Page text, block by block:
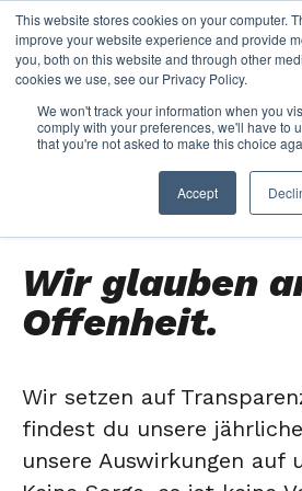
This website stores cookies on your computer.
improve your website experience and provide
you, both on this website and through other
cookies we use, see our Privacy Policy.
We won't track your information when you
comply with your preferences, we'll have to
that you're not asked to make this choice
Accept
WIR SIND
Wir glauben
Offenheit.
Wir setzen auf
findest du unsere
unsere Auswirkungen auf